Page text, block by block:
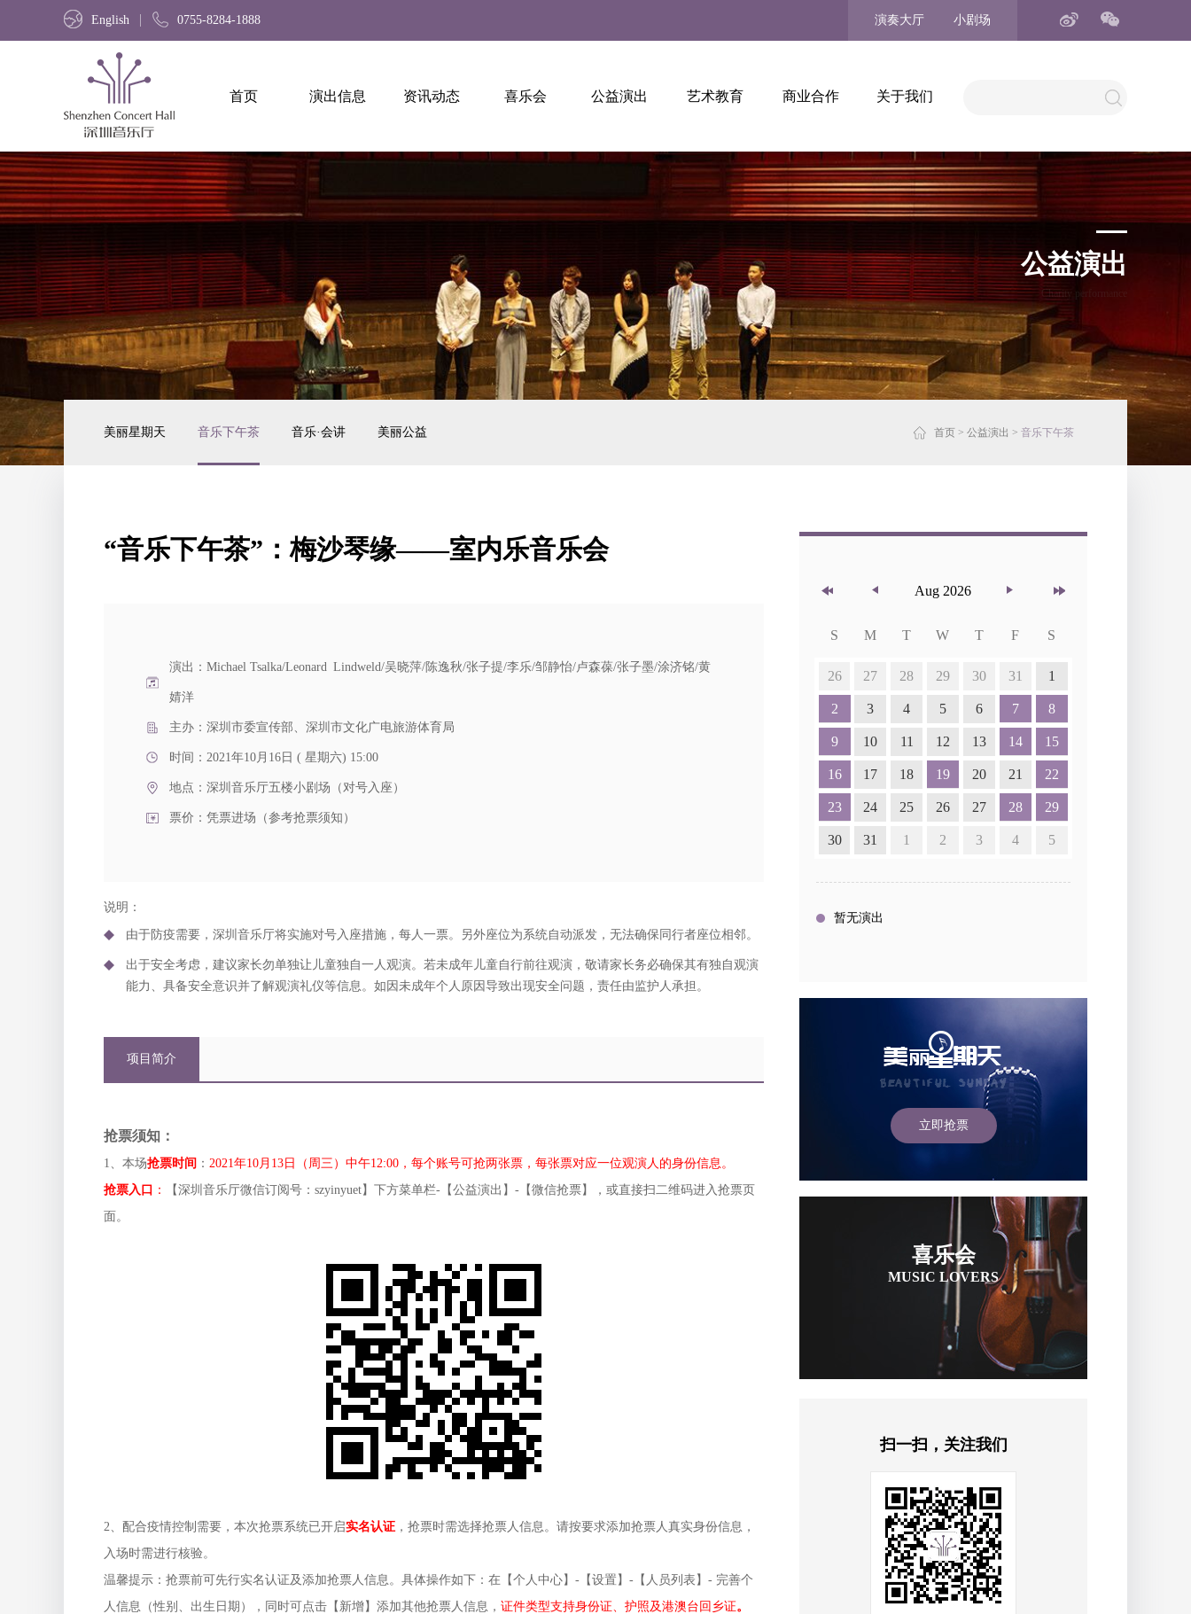
English 0755-8284-1888 演奏大厅 小剧场
首页 演出信息 资讯动态 喜乐会 公益演出 艺术教育 商业合作 关于我们
公益演出
Charity performance
美丽星期天 音乐下午茶 音乐·会讲 美丽公益 首页 > 公益演出 > 音乐下午茶
“音乐下午茶”：梅沙琴缘——室内乐音乐会
演出：Michael Tsalka/Leonard Lindweld/吴晓萍/陈逸秋/张子提/李乐/邹静怡/卢森葆/张子墨/涂济铭/黄
婧洋
主办：深圳市委宣传部、深圳市文化广电旅游体育局
时间：2021年10月16日 ( 星期六) 15:00
地点： 深圳音乐厅五楼小剧场（对号入座）
票价：凭票进场（参考抢票须知）
说明：
由于防疫需要，深圳音乐厅将实施对号入座措施，每人一票。另外座位为系统自动派发，无法确保同行者座位相邻。
出于安全考虑，建议家长勿单独让儿童独自一人观演。若未成年儿童自行前往观演，敬请家长务必确保其有独自观演
能力、具备安全意识并了解观演礼仪等信息。如因未成年个人原因导致出现安全问题，责任由监护人承担。
项目简介
抢票须知：
1、本场抢票时间 ： 2021年10月13日（周三）中午12:00，每个账号可抢两张票，每张票对应一位观演人的身份信息。
抢票入口 ：
【深圳音乐厅微信订阅号：szyinyuet】下方菜单栏-【公益演出】-【微信抢票】，或直接扫二维码进入抢票页
面。
2、配合疫情控制需要，本次抢票系统已开启实名认证 ，抢票时需选择抢票人信息。请按要求添加抢票人真实身份信息，
入场时需进行核验。
温馨提示：抢票前可先行实名认证及添加抢票人信息。具体操作如下：在【个人中心】-【设置】-【人员列表】 - 完善个
人信息（性别、出生日期），同时可点击【新增】添加其他抢票人信息， 证件类型支持身份证、护照及港澳台回乡证。
Aug 2026
S M T W T F S
26 27 28 29 30 31 1
2 3 4 5 6 7 8
9 10 11 12 13 14 15
16 17 18 19 20 21 22
23 24 25 26 27 28 29
30 31 1 2 3 4 5
暂无演出
立即抢票
喜乐会
MUSIC LOVERS
扫一扫，关注我们